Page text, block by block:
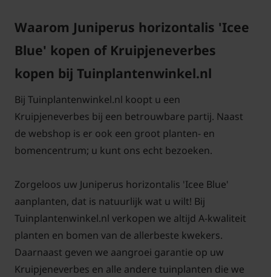
Waarom Juniperus horizontalis 'Icee
Blue' kopen of Kruipjeneverbes
kopen bij Tuinplantenwinkel.nl
Bij Tuinplantenwinkel.nl koopt u een
Kruipjeneverbes bij een betrouwbare partij. Naast
de webshop is er ook een groot planten- en
bomencentrum; u kunt ons echt bezoeken.
Zorgeloos uw Juniperus horizontalis 'Icee Blue'
aanplanten, dat is natuurlijk wat u wilt! Bij
Tuinplantenwinkel.nl verkopen we altijd A-kwaliteit
planten en bomen van de allerbeste kwekers.
Daarnaast geven we aangroei garantie op uw
Kruipjeneverbes en alle andere tuinplanten die we